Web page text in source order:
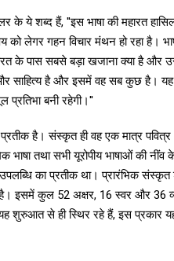
के ये शब्द हैं, ''इस भाषा की महारत
लेगर गहन विचार मंथन हो रहा है।
के पास सबसे बड़ा खजाना क्या है और
साहित्य है और इसमें वह सब कुछ है।
प्रतिभा बनी रहेगी।''
प्रतीक है। संस्कृत ही वह एक मात्र
भाषा तथा सभी यूरोपीय भाषाओं की
का प्रतीक था। प्रारंभिक संस्कृत
इसमें कुल 52 अक्षर, 16 स्वर और 36
यह शुरुआत से ही स्थिर रहे हैं, इस प्रकार